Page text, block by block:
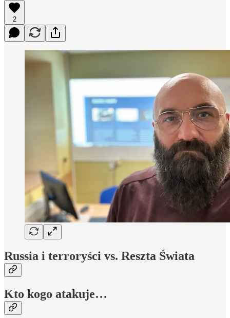
2
Russia i terroryści vs. Reszta Świata
Kto kogo atakuje…